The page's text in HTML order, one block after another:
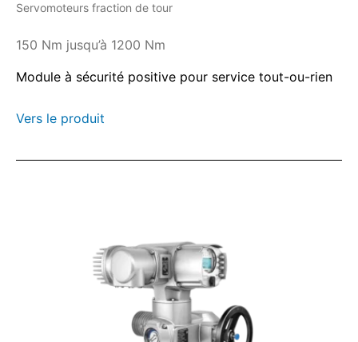
Servomoteurs fraction de tour
150 Nm jusqu’à 1200 Nm
Module à sécurité positive pour service tout-ou-rien
Vers le produit